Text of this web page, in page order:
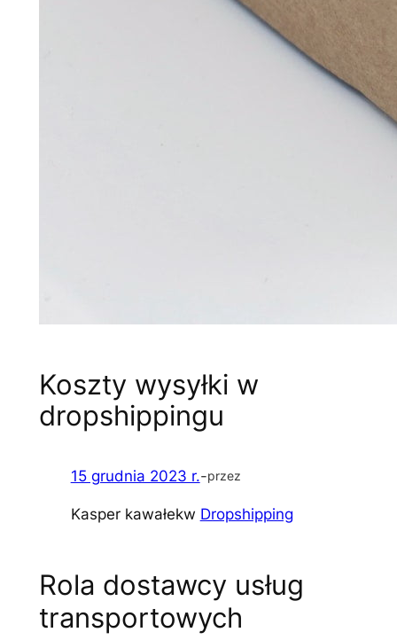
Koszty wysyłki w
dropshippingu
15 grudnia 2023 r.-przez
Kasper kawałekw Dropshipping
Rola dostawcy usług
transportowych